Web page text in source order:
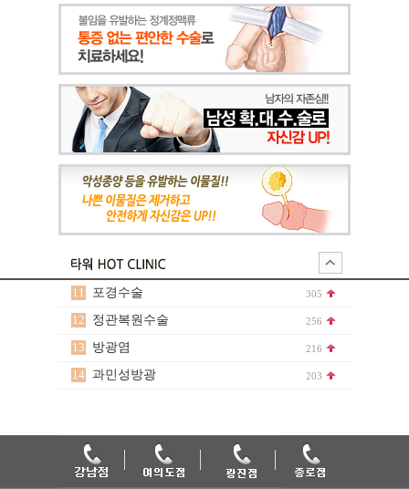
11 포경수술 305
12 정관복원수술 256
13 방광염 216
14 과민성방광 203